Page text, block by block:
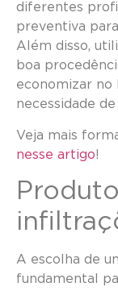
diferentes
preventiva
Além disso,
boa
economizar no
necessidade
Veja mais
nesse artigo!
A escolha de
fundamental